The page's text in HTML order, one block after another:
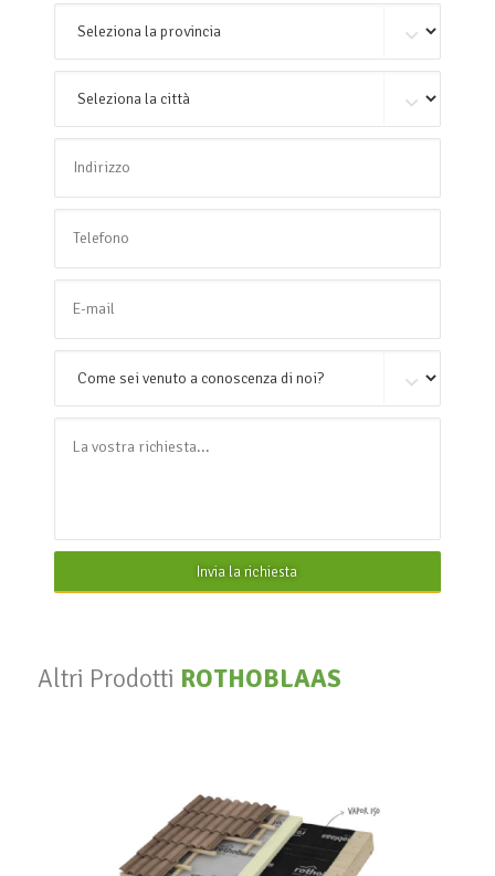
Invia la richiesta
Altri Prodotti ROTHOBLAAS
Vapor 140
ROTHOBLAAS